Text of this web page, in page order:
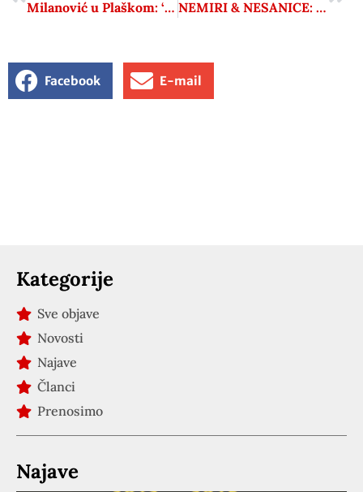
Milanović u Plaškom: ‘Blistavi trenuci odnosa Hrvata i Srba rastopili su se kao suza na kiši’ NEMIRI & NESANICE: Željka Markić pobjeđuje feralovce: piše o ‘mrziteljima Crkve’, ali satirično. Preporuka!
Facebook E-mail
Kategorije
Sve objave
Novosti
Najave
Članci
Prenosimo
Najave